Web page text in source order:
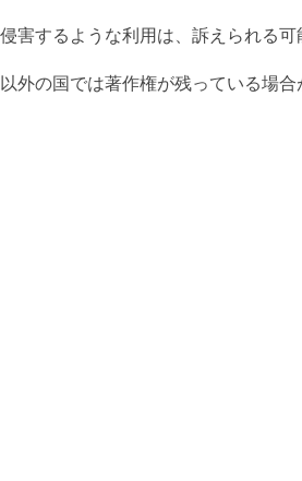
害するような利用は、訴えられる可
外の国では著作権が残っている場合